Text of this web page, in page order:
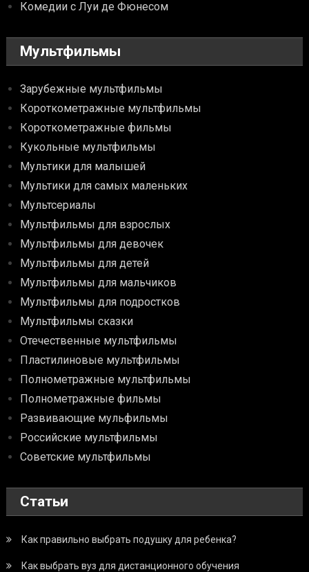
Комедии с Луи де Фюнесом
Мультфильмы
Зарубежные мультфильмы
Короткометражные мультфильмы
Короткометражные фильмы
Кукольные мультфильмы
Мультики для малышей
Мультики для самых маленьких
Мультсериалы
Мультфильмы для взрослых
Мультфильмы для девочек
Мультфильмы для детей
Мультфильмы для мальчиков
Мультфильмы для подростков
Мультфильмы сказки
Отечественные мультфильмы
Пластилиновые мультфильмы
Полнометражные мультфильмы
Полнометражные фильмы
Развивающие мульфильмы
Российские мультфильмы
Советские мультфильмы
Статьи
Как правильно выбрать подушку для ребенка?
Как выбрать вуз для дистанционного обучения